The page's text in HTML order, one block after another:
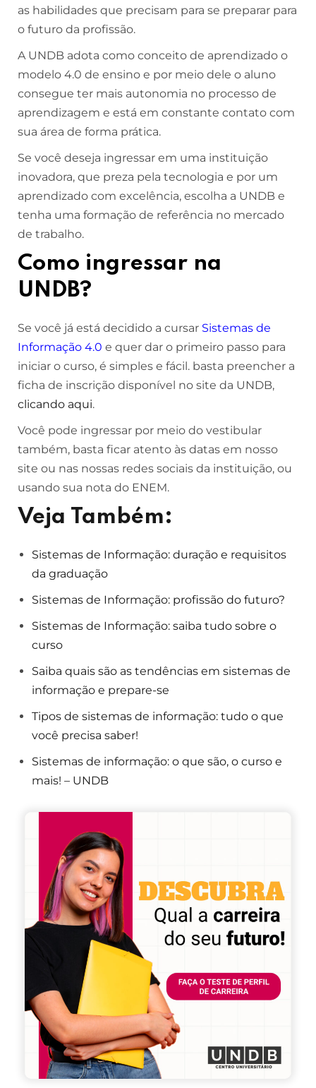
as habilidades que precisam para se preparar para
o futuro da profissão.
A UNDB adota como conceito de aprendizado o
modelo 4.0 de ensino e por meio dele o aluno
consegue ter mais autonomia no processo de
aprendizagem e está em constante contato com
sua área de forma prática.
Se você deseja ingressar em uma instituição
inovadora, que preza pela tecnologia e por um
aprendizado com excelência, escolha a UNDB e
tenha uma formação de referência no mercado
de trabalho.
Como ingressar na
UNDB?
Se você já está decidido a cursar Sistemas de
Informação 4.0 e quer dar o primeiro passo para
iniciar o curso, é simples e fácil. basta preencher a
ficha de inscrição disponível no site da UNDB,
clicando aqui.
Você pode ingressar por meio do vestibular
também, basta ficar atento às datas em nosso
site ou nas nossas redes sociais da instituição, ou
usando sua nota do ENEM.
Veja Também:
Sistemas de Informação: duração e requisitos
da graduação
Sistemas de Informação: profissão do futuro?
Sistemas de Informação: saiba tudo sobre o
curso
Saiba quais são as tendências em sistemas de
informação e prepare-se
Tipos de sistemas de informação: tudo o que
você precisa saber!
Sistemas de informação: o que são, o curso e
mais! – UNDB